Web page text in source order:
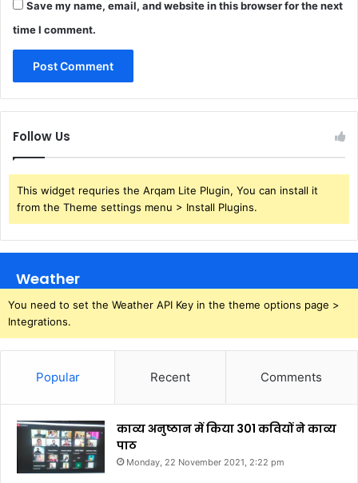
Save my name, email, and website in this browser for the next
time I comment.
Follow Us
This widget requries the Arqam Lite Plugin, You can install it
from the Theme settings menu > Install Plugins.
Weather
You need to set the Weather API Key in the theme options page >
Integrations.
Popular Recent Comments
काव्य अनुष्ठान में किया 301 कवियों ने काव्य
पाठ
Monday, 22 November 2021, 2:22 pm